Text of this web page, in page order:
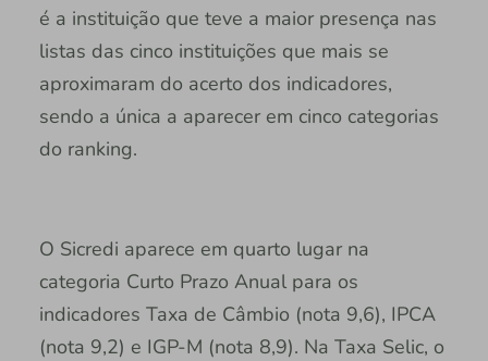
é a instituição que teve a maior presença nas
listas das cinco instituições que mais se
aproximaram do acerto dos indicadores,
sendo a única a aparecer em cinco categorias
do ranking.
O Sicredi aparece em quarto lugar na
categoria Curto Prazo Anual para os
indicadores Taxa de Câmbio (nota 9,6), IPCA
(nota 9,2) e IGP-M (nota 8,9). Na Taxa Selic, o